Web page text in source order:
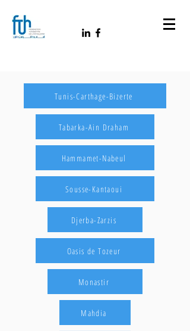
Tunis-Carthage-Bizerte
Tabarka-Ain Draham
Hammamet-Nabeul
Sousse-Kantaoui
Djerba-Zarzis
Oasis de Tozeur
Monastir
Mahdia